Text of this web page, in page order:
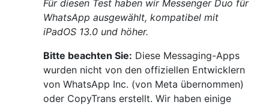
Für diesen Test haben wir Messenger Duo für
WhatsApp ausgewählt, kompatibel mit
iPadOS 13.0 und höher.
Bitte beachten Sie: Diese Messaging-Apps
wurden nicht von den offiziellen Entwicklern
von WhatsApp Inc. (von Meta übernommen)
oder CopyTrans erstellt. Wir haben einige